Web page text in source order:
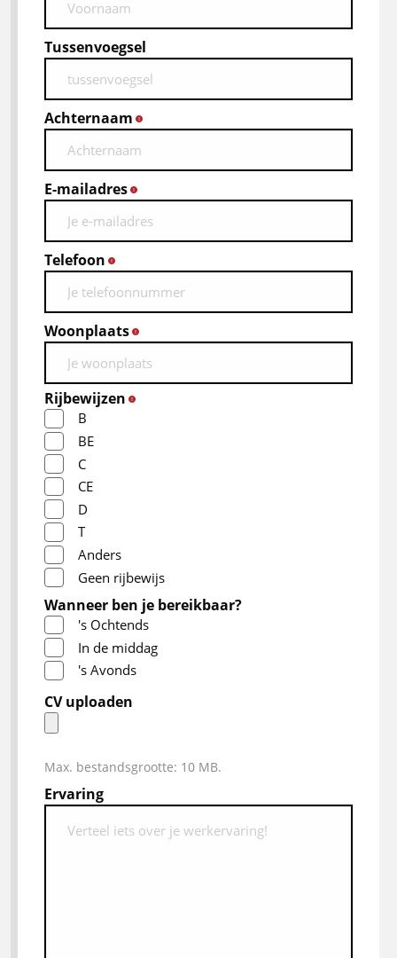
Tussenvoegsel
Achternaam
E-mailadres
Telefoon
Woonplaats
Rijbewijzen
B
BE
C
CE
D
T
Anders
Geen rijbewijs
Wanneer ben je bereikbaar?
's Ochtends
In de middag
's Avonds
CV uploaden
Max. bestandsgrootte: 10 MB.
Ervaring